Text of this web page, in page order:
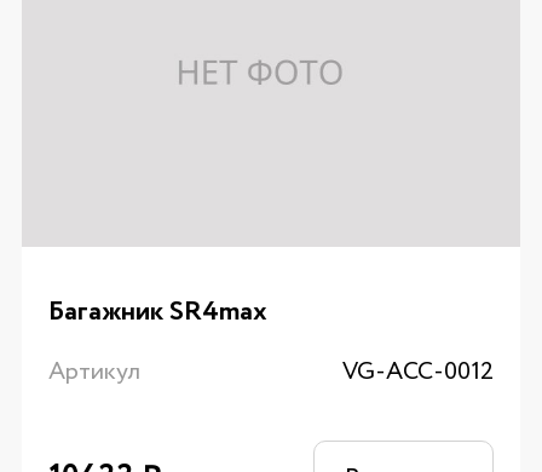
Багажник SR4max
Артикул VG-ACC-0012